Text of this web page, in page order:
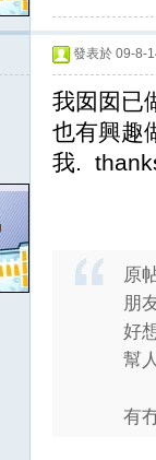
發表於 09-8-
我囡囡已
也有興趣
我.
原
朋
好
幫
有